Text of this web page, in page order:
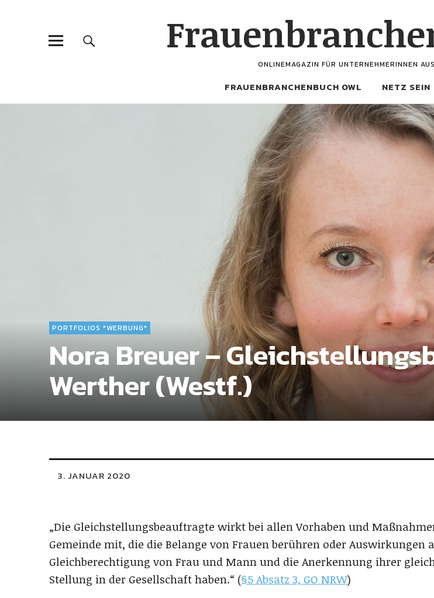
ONLINEMAGAZIN FÜR UNTERNEHMERINNEN
FRAUENBRANCHENBUCH OWL NETZ SEIN
PORTFOLIOS *WERBUNG*
Nora Breuer –
Werther (Westf.)
3. JANUAR 2020
„Die Gleichstellungsbeauftragte wirkt bei allen Vorhaben und
Gemeinde mit, die die Belange von Frauen berühren oder Auswirkungen
Gleichberechtigung von Frau und Mann und die Anerkennung ihrer
Stellung in der Gesellschaft haben.“ (§5 Absatz 3, GO NRW)